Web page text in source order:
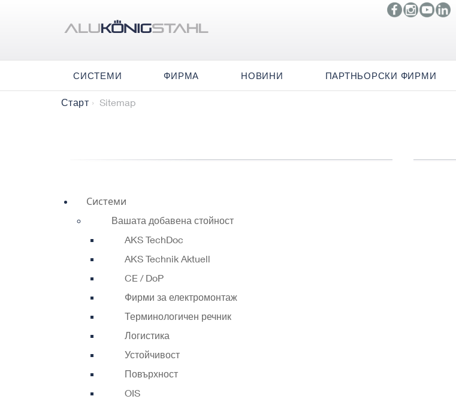
СИСТЕМИ ФИРМА НОВИНИ ПАРТНЬОРСКИ ФИРМИ
Старт Sitemap
Системи
Вашата добавена стойност
AKS TechDoc
AKS Technik Aktuell
CE / DoP
Фирми за електромонтаж
Терминологичен речник
Логистика
Устойчивост
Повърхност
OIS